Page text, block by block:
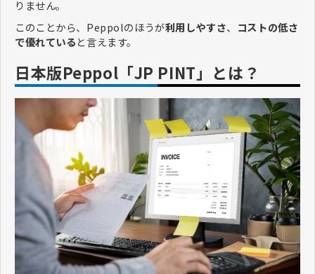
りません。
このことから、Peppolのほうが利用しやすさ、
コストの低さ
で優れていると言えます。
日本版Peppol「JP PINT」とは？